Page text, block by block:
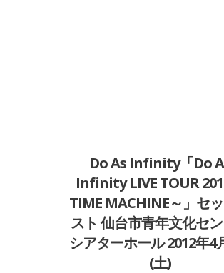
Do As Infinity「Do
Infinity LIVE TOUR
TIME MACHINE～」セ
スト 仙台市青年文化セ
シアターホール 2012年4
(土)